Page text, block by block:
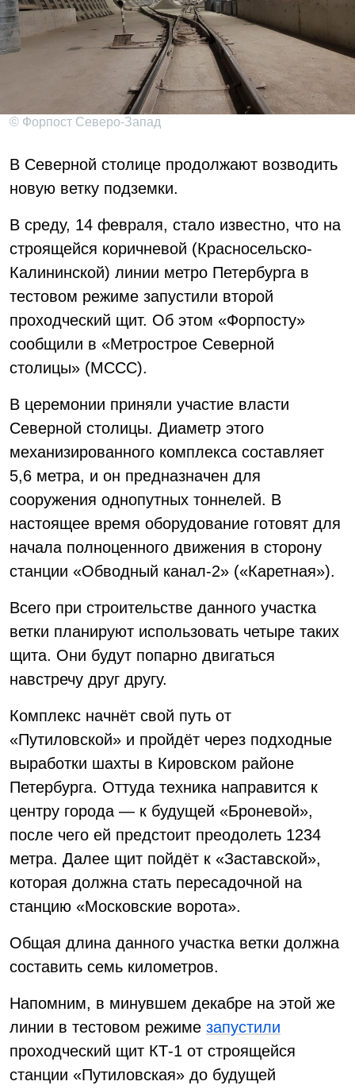
© Форпост Северо-Запад
В Северной столице продолжают возводить
новую ветку подземки.
В среду, 14 февраля, стало известно, что на
строящейся коричневой (Красносельско-
Калининской) линии метро Петербурга в
тестовом режиме запустили второй
проходческий щит. Об этом «Форпосту»
сообщили в «Метрострое Северной
столицы» (МССС).
В церемонии приняли участие власти
Северной столицы. Диаметр этого
механизированного комплекса составляет
5,6 метра, и он предназначен для
сооружения однопутных тоннелей. В
настоящее время оборудование готовят для
начала полноценного движения в сторону
станции «Обводный канал-2» («Каретная»).
Всего при строительстве данного участка
ветки планируют использовать четыре таких
щита. Они будут попарно двигаться
навстречу друг другу.
Комплекс начнёт свой путь от
«Путиловской» и пройдёт через подходные
выработки шахты в Кировском районе
Петербурга. Оттуда техника направится к
центру города — к будущей «Броневой»,
после чего ей предстоит преодолеть 1234
метра. Далее щит пойдёт к «Заставской»,
которая должна стать пересадочной на
станцию «Московские ворота».
Общая длина данного участка ветки должна
составить семь километров.
Напомним, в минувшем декабре на этой же
линии в тестовом режиме запустили
проходческий щит КТ-1 от строящейся
станции «Путиловская» до будущей